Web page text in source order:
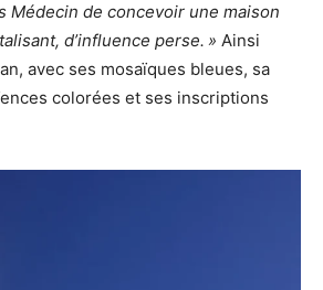
Médecin de concevoir une maison
d’influence perse. » Ainsi
avec ses mosaïques bleues, sa
colorées et ses inscriptions